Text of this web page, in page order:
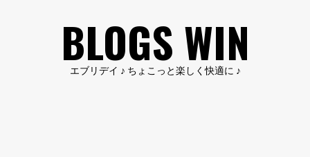
BLOGS WIN
エブリデイ ♪ ちょこっと楽しく快適に ♪